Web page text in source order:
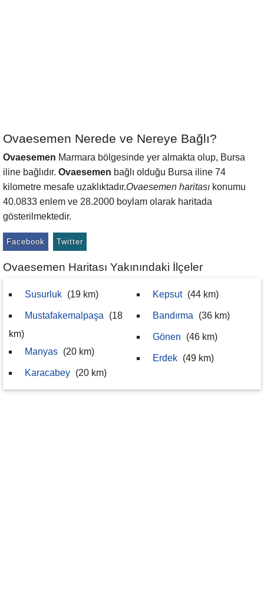
Ovaesemen Nerede ve Nereye Bağlı?
Ovaesemen Marmara bölgesinde yer almakta olup, Bursa
iline bağlıdır. Ovaesemen bağlı olduğu Bursa iline 74
kilometre mesafe uzaklıktadır.Ovaesemen haritası konumu
40.0833 enlem ve 28.2000 boylam olarak haritada
gösterilmektedir.
Facebook Twitter
Ovaesemen Haritası Yakınındaki İlçeler
Susurluk (19 km)
Mustafakemalpaşa
(18
km)
Manyas (20 km)
Karacabey (20 km)
Kepsut (44 km)
Bandırma (36 km)
Gönen (46 km)
Erdek (49 km)